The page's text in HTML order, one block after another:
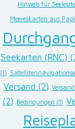
Hinweis für Seeleute
Meereskarten aus
Seekarten (RNC)
(1)
Versand (2)
(2) Bedingungen (1)